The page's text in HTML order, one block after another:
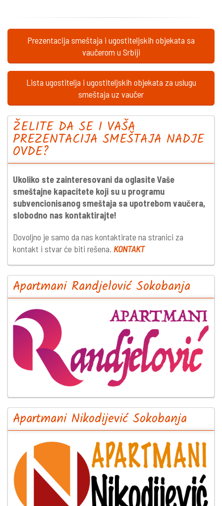
Prezentacija smeštaja i ugostiteljskih objekata sa
vaučerom u Srbiji
Lista ugostitelja i ugostiteljskih objekata za uslugu
smeštaja uz vaučer
ŽELITE DA SE I VAŠA
PREZENTACIJA SMEŠTAJA NADJE
OVDE?
Ukoliko ste zainteresovani da oglasite Vaše
smeštajne kapacitete koji su u programu
subvencionisanog smeštaja sa upotrebom vaučera,
slobodno nas kontaktirajte!
Dovoljno je samo da nas kontaktirate na stranici za
kontakt i stvar će biti rešena. KONTAKT
Apartmani Randjelović Sokobanja
Apartmani Nikodijević Sokobanja